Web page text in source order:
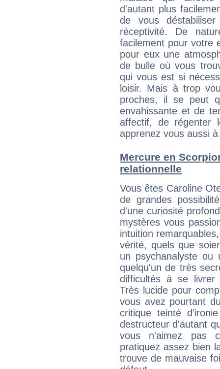
d'autant plus
de vous
réceptivité. De
facilement pour votre
pour eux une
de bulle où vous
qui vous est si
loisir. Mais à trop
proches, il se peut
envahissante et de
affectif, de régenter
apprenez vous aussi
Mercure en
relationnelle
Vous êtes Caroline
de grandes
d'une curiosité
mystères vous
intuition
vérité, quels que
un psychanalyste ou
quelqu'un de très
difficultés à se livrer
Très lucide pour
vous avez pourtant
critique teinté
destructeur d'autant
vous n'aimez pas
pratiquez assez bien
trouve de mauvaise